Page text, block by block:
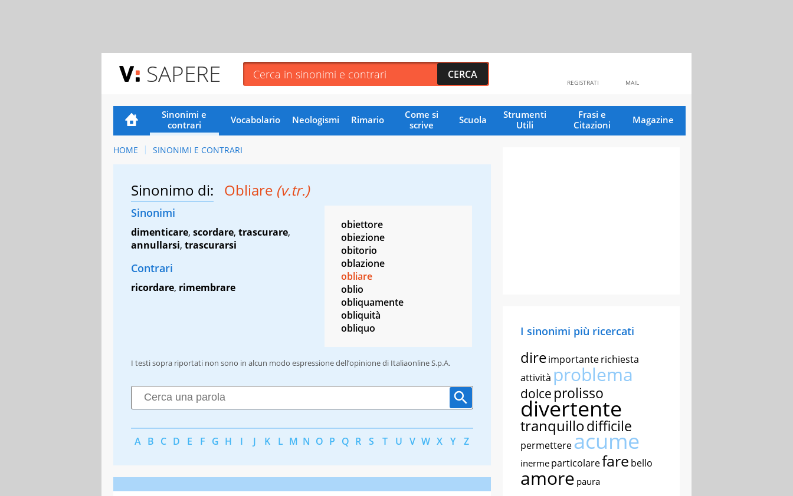
SAPERE MAIL
REGISTRATI
Sinonimi e
contrari
Vocabolario Neologismi Rimario
Come si
scrive
Scuola
Strumenti
Utili
Frasi e
Citazioni
Magazine
HOME SINONIMI E CONTRARI
Sinonimo di: Obliare (v.tr.)
Sinonimi
dimenticare, scordare, trascurare,
annullarsi, trascurarsi
Contrari
ricordare, rimembrare
obiettore
obiezione
obitorio
oblazione
obliare
oblio
obliquamente
obliquità
obliquo
I testi sopra riportati non sono in alcun modo espressione dell’opinione di Italiaonline S.p.A.
A B C D E F G H I J K L M N O P Q R S T U V W X Y Z
I sinonimi più ricercati
direimportanterichiesta
attività problema
dolce prolisso
divertente
tranquillodifficile
permettereacume
inerme particolarefare bello
amore paura